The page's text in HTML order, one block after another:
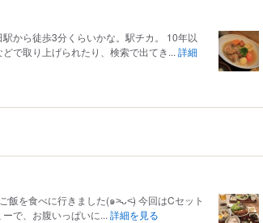
から徒歩3分くらいかな。駅チカ。 10年以
で取り上げられたり、検索で出てき... 詳細
飯を食べに行きました(๑˃̵ᴗ˂̵) 今回はCセット
で、お腹いっぱいに... 詳細を見る